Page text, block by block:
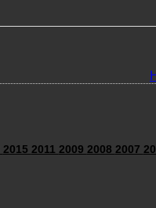
2015 2011 2009 2008 2007